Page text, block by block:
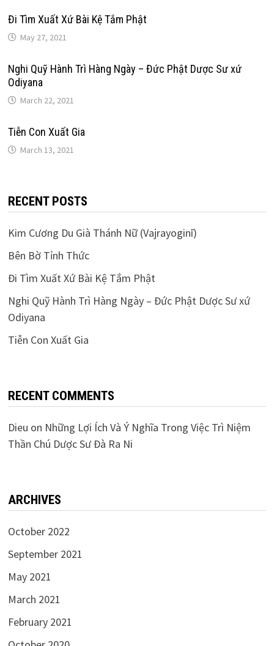
Đi Tìm Xuất Xứ Bài Kệ Tắm Phật
May 27, 2021
Nghi Quỹ Hành Trì Hàng Ngày – Đức Phật Dược Sư xứ
Odiyana
March 22, 2021
Tiễn Con Xuất Gia
March 13, 2021
RECENT POSTS
Kim Cương Du Già Thánh Nữ (Vajrayoginī)
Bên Bờ Tỉnh Thức
Đi Tìm Xuất Xứ Bài Kệ Tắm Phật
Nghi Quỹ Hành Trì Hàng Ngày – Đức Phật Dược Sư xứ
Odiyana
Tiễn Con Xuất Gia
RECENT COMMENTS
Dieu on Những Lợi Ích Và Ý Nghĩa Trong Việc Trì Niệm
Thần Chú Dược Sư Đà Ra Ni
ARCHIVES
October 2022
September 2021
May 2021
March 2021
February 2021